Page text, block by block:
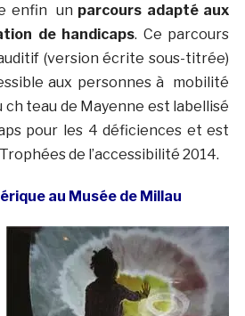
enfin un parcours adapté aux
de handicaps. Ce parcours
(version écrite sous-titrée)
aux personnes à mobilité
ch teau de Mayenne est labellisé
pour les 4 déficiences et est
de l’accessibilité 2014.
au Musée de Millau